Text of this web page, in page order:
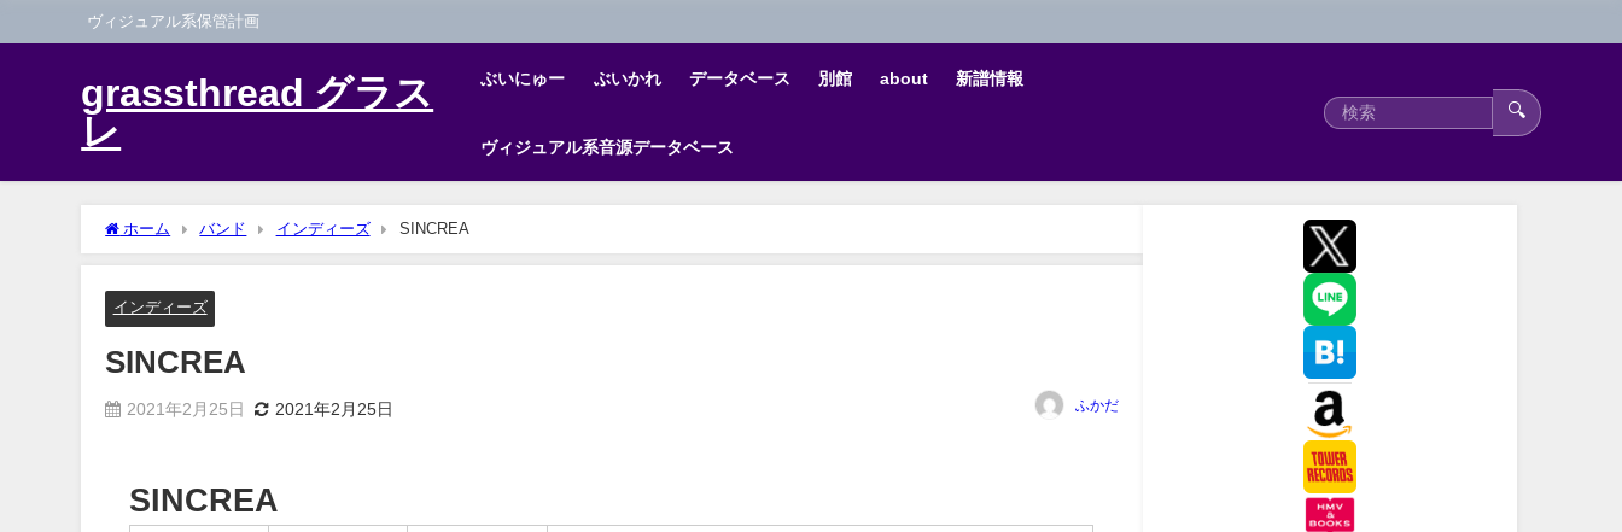
ヴィジュアル系保管計画
grassthread グラス
レ
ぶいにゅー ぶいかれ データベース 別館 about 新譜情報
ヴィジュアル系音源データベース
🔍
ホーム バンド インディーズ SINCREA
インディーズ
SINCREA
2021年2月25日 2021年2月25日 ふかだ
SINCREA